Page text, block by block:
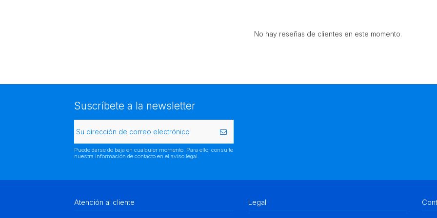
No hay reseñas de clientes en este momento.
Suscríbete a la newsletter
Puede darse de baja en cualquier momento. Para ello, consulte
nuestra información de contacto en el aviso legal.
Atención al cliente Legal